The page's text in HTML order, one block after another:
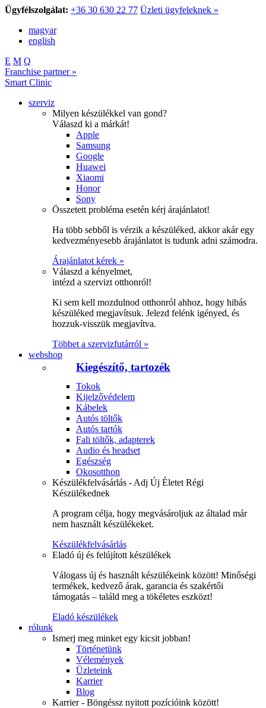
Ügyfélszolgálat: +36 30 630 22 77 Üzleti ügyfeleknek »
magyar
english
E M Q
Franchise partner »
Smart Clinic
szerviz
Milyen készülékkel van gond?
Válaszd ki a márkát!
Apple
Samsung
Google
Huawei
Xiaomi
Honor
Sony
Összetett probléma esetén kérj árajánlatot!
Ha több sebből is vérzik a készüléked, akkor akár egy
kedvezményesebb árajánlatot is tudunk adni számodra.
Árajánlatot kérek »
Válaszd a kényelmet,
intézd a szervizt otthonról!
Ki sem kell mozdulnod otthonról ahhoz, hogy hibás
készüléked megjavítsuk. Jelezd felénk igényed, és
hozzuk-visszük megjavítva.
Többet a szervizfutárról »
webshop
Kiegészítő, tartozék
Tokok
Kijelzővédelem
Kábelek
Autós töltők
Autós tartók
Fali töltők, adapterek
Audio és headset
Egészség
Okosotthon
Készülékfelvásárlás - Adj Új Életet Régi
Készülékednek
A program célja, hogy megvásároljuk az általad már
nem használt készülékeket.
Készülékfelvásárlás
Eladó új és felújított készülékek
Válogass új és használt készülékeink között! Minőségi
termékek, kedvező árak, garancia és szakértői
támogatás – találd meg a tökéletes eszközt!
Eladó készülékek
rólunk
Ismerj meg minket egy kicsit jobban!
Történetünk
Vélemények
Üzleteink
Karrier
Blog
Karrier - Böngéssz nyitott pozícióink között!